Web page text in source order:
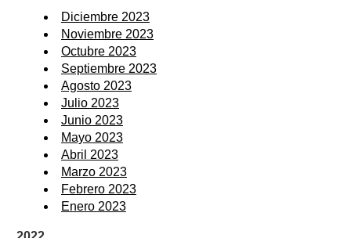
Diciembre 2023
Noviembre 2023
Octubre 2023
Septiembre 2023
Agosto 2023
Julio 2023
Junio 2023
Mayo 2023
Abril 2023
Marzo 2023
Febrero 2023
Enero 2023